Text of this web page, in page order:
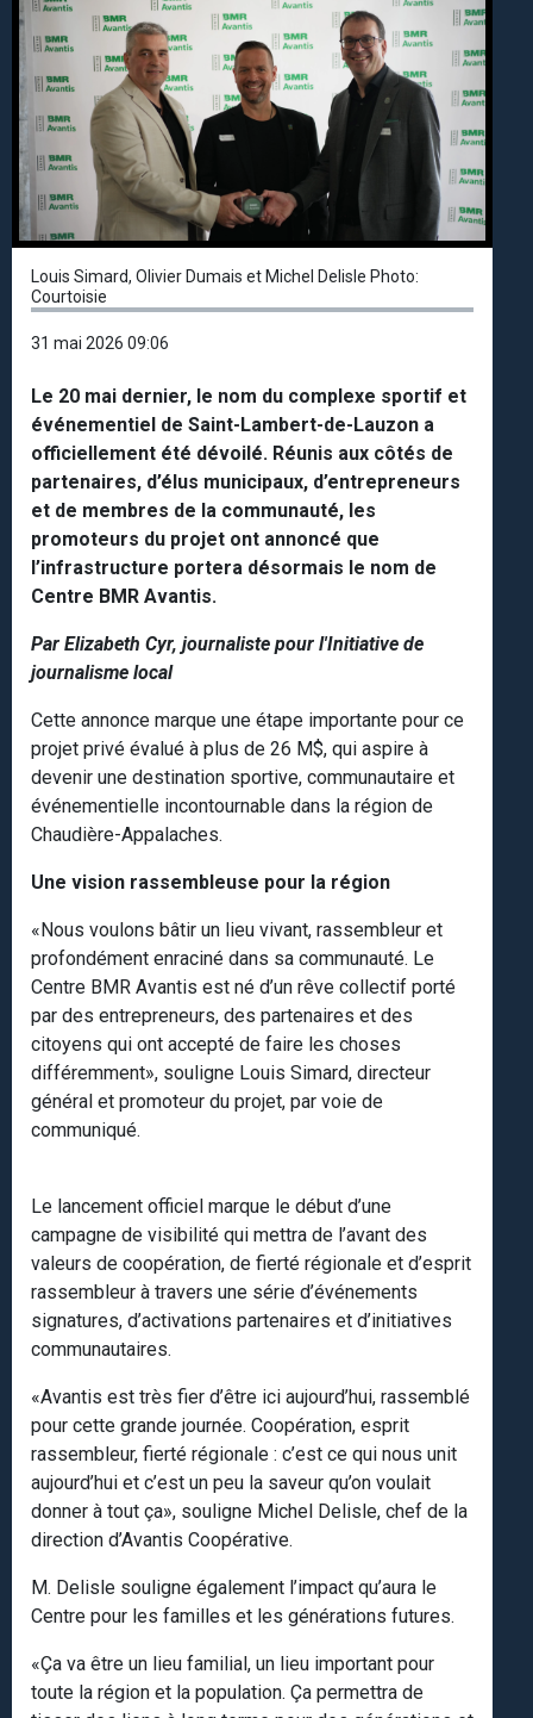
Louis Simard, Olivier Dumais et Michel Delisle Photo:
Courtoisie
31 mai 2026 09:06
Le 20 mai dernier, le nom du complexe sportif et
événementiel de Saint-Lambert-de-Lauzon a
officiellement été dévoilé. Réunis aux côtés de
partenaires, d’élus municipaux, d’entrepreneurs
et de membres de la communauté, les
promoteurs du projet ont annoncé que
l’infrastructure portera désormais le nom de
Centre BMR Avantis.
Par Elizabeth Cyr, journaliste pour l'Initiative de
journalisme local
Cette annonce marque une étape importante pour ce
projet privé évalué à plus de 26 M$, qui aspire à
devenir une destination sportive, communautaire et
événementielle incontournable dans la région de
Chaudière-Appalaches.
Une vision rassembleuse pour la région
«Nous voulons bâtir un lieu vivant, rassembleur et
profondément enraciné dans sa communauté. Le
Centre BMR Avantis est né d’un rêve collectif porté
par des entrepreneurs, des partenaires et des
citoyens qui ont accepté de faire les choses
différemment», souligne Louis Simard, directeur
général et promoteur du projet, par voie de
communiqué.
Le lancement officiel marque le début d’une
campagne de visibilité qui mettra de l’avant des
valeurs de coopération, de fierté régionale et d’esprit
rassembleur à travers une série d’événements
signatures, d’activations partenaires et d’initiatives
communautaires.
«Avantis est très fier d’être ici aujourd’hui, rassemblé
pour cette grande journée. Coopération, esprit
rassembleur, fierté régionale : c’est ce qui nous unit
aujourd’hui et c’est un peu la saveur qu’on voulait
donner à tout ça», souligne Michel Delisle, chef de la
direction d’Avantis Coopérative.
M. Delisle souligne également l’impact qu’aura le
Centre pour les familles et les générations futures.
«Ça va être un lieu familial, un lieu important pour
toute la région et la population. Ça permettra de